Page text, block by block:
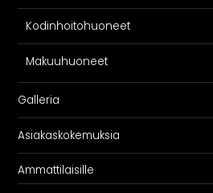
Kodinhoitohuoneet
Makuuhuoneet
Galleria
Asiakaskokemuksia
Ammattilaisille